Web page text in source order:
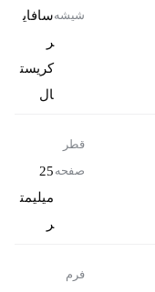
شیشهسافای
ر
کریست
ال
قطر
صفحه 25
میلیمت
ر
فرم